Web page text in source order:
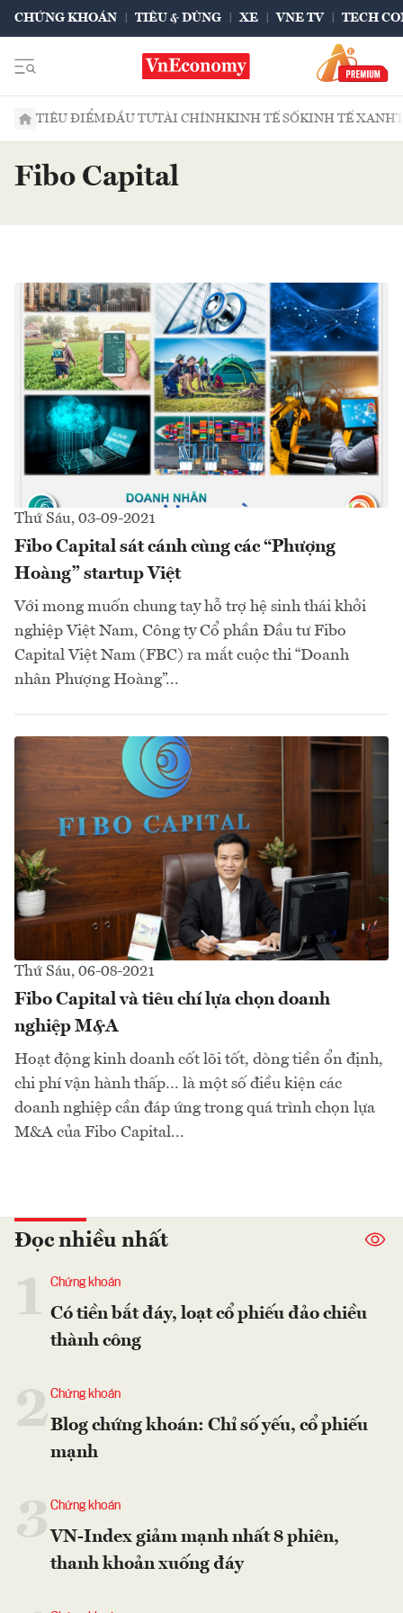
CHỨNG KHOÁN TIÊU & DÙNG XE VNE TV TECH
TIÊU ĐIỂMĐẦU TƯTÀI CHÍNHKINH TẾ SỐKINH TẾ XANH
Fibo Capital
Thứ Sáu, 03-09-2021
Fibo Capital sát cánh cùng các “Phượng
Hoàng” startup Việt
Với mong muốn chung tay hỗ trợ hệ sinh thái khởi
nghiệp Việt Nam, Công ty Cổ phần Đầu tư Fibo
Capital Việt Nam (FBC) ra mắt cuộc thi “Doanh
nhân Phượng Hoàng”...
Thứ Sáu, 06-08-2021
Fibo Capital và tiêu chí lựa chọn doanh
nghiệp M&A
Hoạt động kinh doanh cốt lõi tốt, dòng tiền ổn định,
chi phí vận hành thấp… là một số điều kiện các
doanh nghiệp cần đáp ứng trong quá trình chọn lựa
M&A của Fibo Capital...
Đọc nhiều nhất
Chứng khoán
Có tiền bắt đáy, loạt cổ phiếu đảo chiều
thành công
2Chứng khoán
Blog chứng khoán: Chỉ số yếu, cổ phiếu
mạnh
Chứng khoán
VN-Index giảm mạnh nhất 8 phiên,
thanh khoản xuống đáy